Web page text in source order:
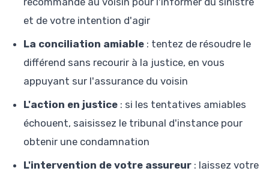
et de votre intention d'agir
La conciliation amiable : tentez de résoudre le
différend sans recourir à la justice, en vous
appuyant sur l'assurance du voisin
L'action en justice : si les tentatives amiables
échouent, saisissez le tribunal d'instance pour
obtenir une condamnation
L'intervention de votre assureur : laissez votre